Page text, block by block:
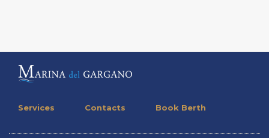
Services Contacts Book Berth